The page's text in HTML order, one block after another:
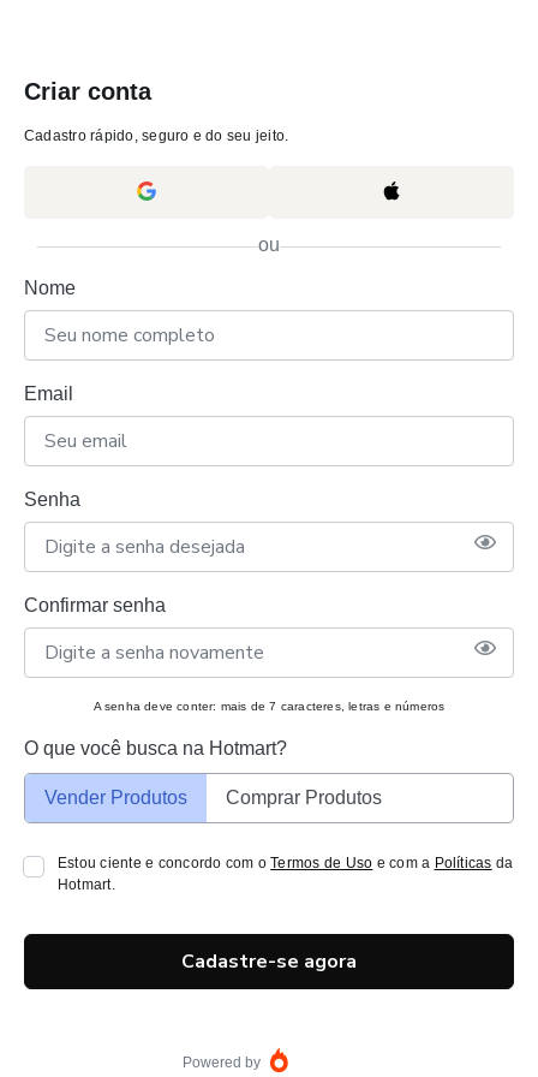
Criar conta
Cadastro rápido, seguro e do seu jeito.
ou
Nome
Email
Senha
Confirmar senha
A senha deve conter: mais de 7 caracteres, letras e números
O que você busca na Hotmart?
Vender Produtos Comprar Produtos
Estou ciente e concordo com oTermos de Uso e com a Políticas da
Hotmart.
Cadastre-se agora
Powered by